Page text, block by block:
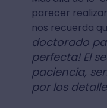
parecer
nos recuerda
doctorado
perfecta! El
paciencia,
por los